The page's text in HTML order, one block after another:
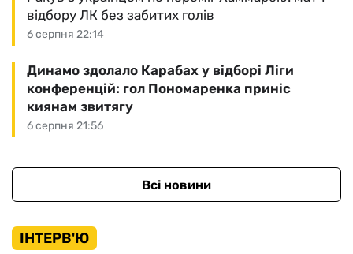
6 серпня 22:14
відбору ЛК без забитих голів
6 серпня 21:56
Динамо здолало Карабах у відборі Ліги
конференцій: гол Пономаренка приніс
киянам звитягу
Всі новини
ІНТЕРВ'Ю